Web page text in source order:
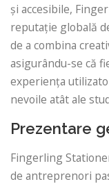
și accesibile,
reputație globală
de a combina
asigurându-se că
experiența
nevoile atât ale
Prezentare
Fingerling
de antreprenori